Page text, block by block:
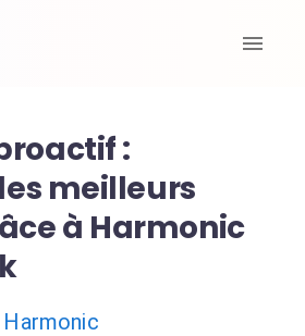
:
meilleurs
à Harmonic
Harmonic